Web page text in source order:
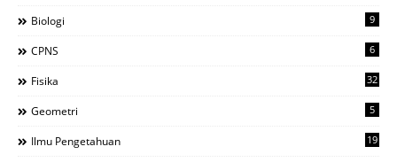
Biologi 9
CPNS 6
Fisika 32
Geometri 5
Ilmu Pengetahuan 19